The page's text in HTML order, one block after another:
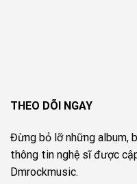
THEO DÕI NGAY
Đừng bỏ lỡ những album,
thông tin nghệ sĩ được
Dmrockmusic.